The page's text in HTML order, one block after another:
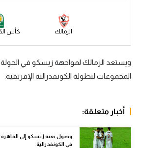
القسم الثاني
رياضات أخرى
كرة السلة الأمريكية
كرة سلة
الزمالك كأس
ويستعد الزمالك لمواجهة زيسكو في الجولة
المجموعات لبطولة الكونفدرالية الإفريقية.
أخبار متعلقة:
وصول بعثة زيسكو إلى القاهرة
في الكونفدرالية